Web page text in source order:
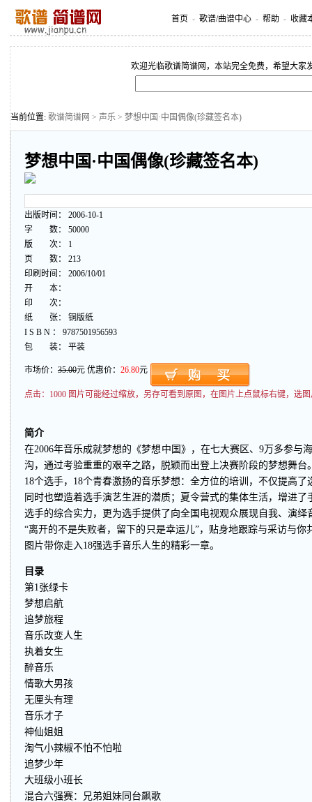
首页 - 歌谱/曲谱中心 - 帮助 - 收藏
欢迎光临歌谱简谱网，本站完全免费，希望大家
当前位置: 歌谱简谱网 > 声乐 > 梦想中国·中国偶像(珍藏签名本)
梦想中国·中国偶像(珍藏签名本)
出版时间： 2006-10-1
字 数： 50000
版 次： 1
页 数： 213
印刷时间： 2006/10/01
开 本：
印 次：
纸 张： 铜版纸
I S B N ： 9787501956593
包 装： 平装
市场价： 35.00元 优惠价： 26.80元
点击： 1000 图片可能经过缩放，另存可看到原图，在图片上点鼠标右键，选
简介
在2006年音乐成就梦想的《梦想中国》，在七大赛区、9万多参与
沟，通过考验重重的艰辛之路，脱颖而出登上决赛阶段的梦想舞台
18个选手，18个青春激扬的音乐梦想：全方位的培训，不仅提高
同时也塑造着选手演艺生涯的潜质；夏令营式的集体生活，增进
选手的综合实力，更为选手提供了向全国电视观众展现自我、演绎
“离开的不是失败者，留下的只是幸运儿”，贴身地跟踪与采访与
图片带你走入18强选手音乐人生的精彩一章。
目录
第1张绿卡
梦想启航
追梦旅程
音乐改变人生
执着女生
醉音乐
情歌大男孩
无厘头有理
音乐才子
神仙姐姐
淘气小辣椒不怕不怕啦
追梦少年
大班级小班长
混合六强赛：兄弟姐妹同台飙歌